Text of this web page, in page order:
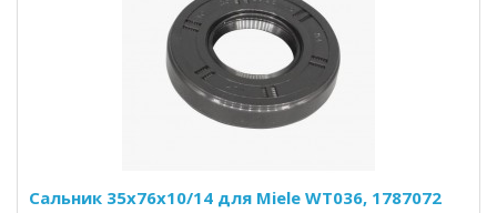
Сальник 35x76x10/14 для Miele WT036, 1787072